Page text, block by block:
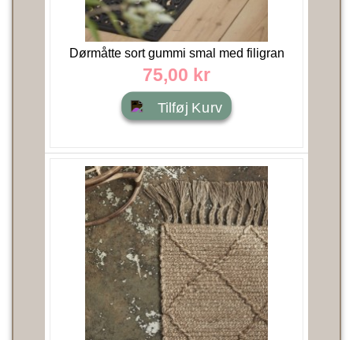
Dørmåtte sort gummi smal med filigran
25x75 - Ib Laursen
75,00 kr
Tilføj Kurv